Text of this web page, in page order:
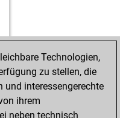
Technologien,
zu stellen, die
und interessengerechte
ihrem
neben technisch